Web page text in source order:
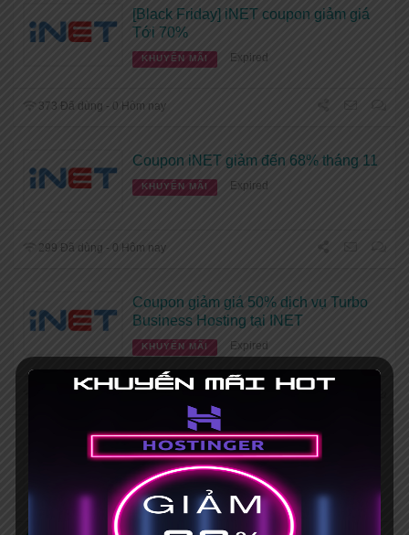
[Black Friday] iNET coupon giảm giá
Tới 70%
KHUYẾN MÃI Expired
373 Đã dùng - 0 Hôm nay
Coupon iNET giảm đến 68% tháng 11
KHUYẾN MÃI Expired
299 Đã dùng - 0 Hôm nay
Coupon giảm giá 50% dịch vụ Turbo
Business Hosting tại INET
KHUYẾN MÃI Expired
Coupon đăng ký tên miền .COM/.NET
chỉ từ 99K
KHUYẾN MÃI Expired